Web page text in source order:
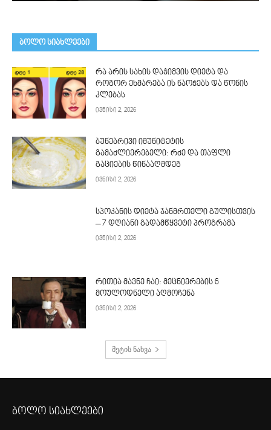
ᲑᲝᲚᲝ ᲡᲘᲐᲮᲚᲔᲔᲑᲘ
რა არის სახის დაჭიმვის დიეტა და
როგორ ეხმარება ის ნაოჭებს და წონის
კლებას
ივნისი 2, 2026
ბუნებრივი იმუნიტეტის
გამაძლიერებელი: რძე და თაფლი
გაციების წინააღმდეგ
ივნისი 2, 2026
სპოკანის დიეტა ჯანმრთელი გულისთვის
– 7 დღიანი გადამწყვეტი პროგრამა
ივნისი 2, 2026
რითია მავნე ჩაი: მეცნიერების 6
მოულოდნელი აღმოჩენა
ივნისი 2, 2026
მეტის ნახვა
ბოლო სიახლეები